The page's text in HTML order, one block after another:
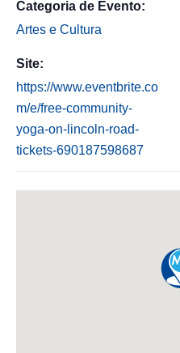
Categoria de Evento:
Artes e Cultura
Site:
https://www.eventbrite.co
m/e/free-community-
yoga-on-lincoln-road-
tickets-690187598687